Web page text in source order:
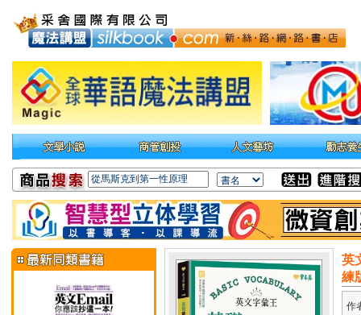
英
練
作